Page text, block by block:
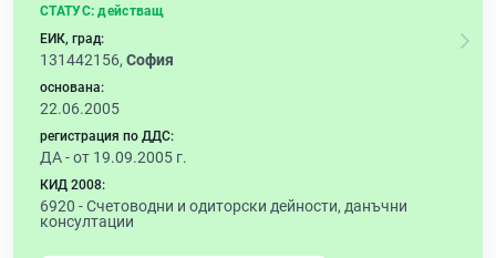
СТАТУС: действащ
ЕИК, град:
131442156, София
основана:
22.06.2005
регистрация по ДДС:
ДА - от 19.09.2005 г.
КИД 2008:
6920 -Счетоводни и одиторски дейности, данъчни
консултации